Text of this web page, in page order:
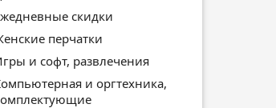
скидки
перчатки
и софт, развлечения
и оргтехника,